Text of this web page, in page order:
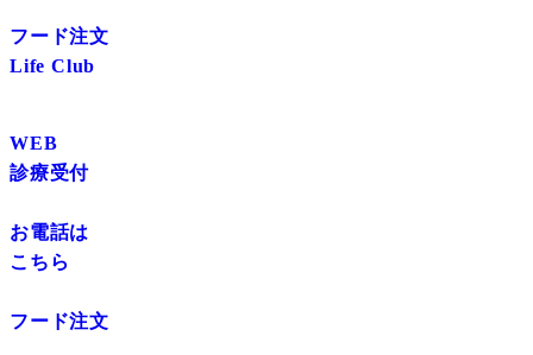
フード注文
Life Club
WEB
診療受付
お電話は
こちら
フード注文